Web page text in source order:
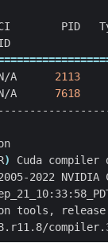
PID
ID
N/A
2113
N/A
7618
)